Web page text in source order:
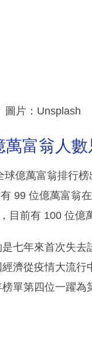
圖片：Unsplash
富翁人數
球億萬富翁排行
99 位億萬富翁
目前有 100 位億
是七年來首次失
濟從疫情大流
單第四位一躍為